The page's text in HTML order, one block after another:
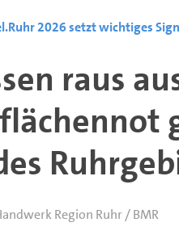
2026 setzt wichtiges
raus
Region Ruhr / BMR